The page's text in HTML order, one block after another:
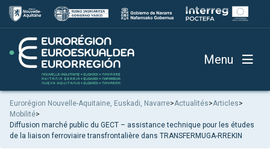
Menu
Eurorégion Nouvelle-Aquitaine, Euskadi, Navarre>Actualités>Articles>
Mobilité>
Diffusion marché public du GECT – assistance technique pour les études
de la liaison ferroviaire transfrontalière dans TRANSFERMUGA-RREKIN